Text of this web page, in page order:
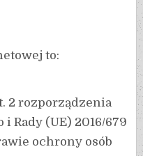
to:
2 rozporządzenia
Rady (UE) 2016/679
ochrony osób